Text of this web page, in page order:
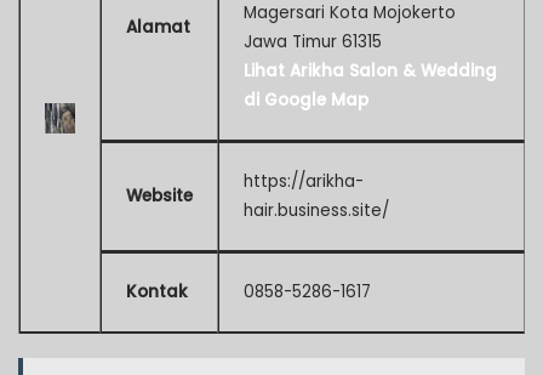
Alamat
Magersari Kota Mojokerto
Jawa Timur 61315
Lihat Arikha Salon & Wedding
di Google Map
Website
https://arikha-
hair.business.site/
Kontak 0858-5286-1617